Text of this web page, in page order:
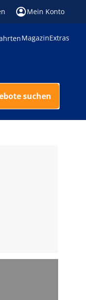
Mein Konto
MagazinExtras
suchen